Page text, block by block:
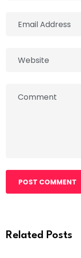
POST COMMENT
Related Posts